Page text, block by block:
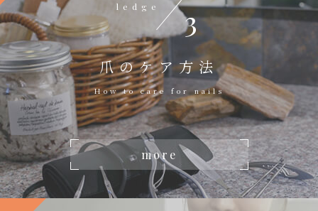
ledge
3
爪のケア方法
How to care for nails
more